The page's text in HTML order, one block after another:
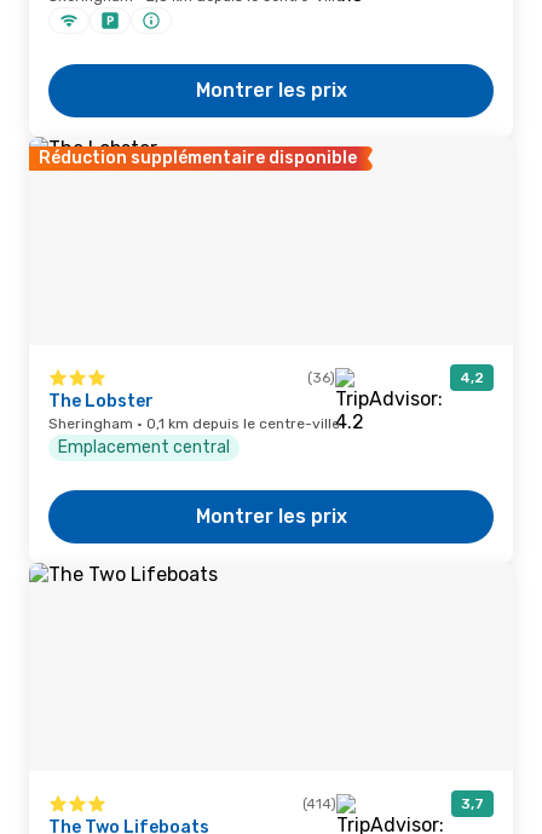
Montrer les prix
Réduction supplémentaire disponible
(36) 4,2
The Lobster
Sheringham · 0,1 km depuis le centre-ville
Emplacement central
Montrer les prix
(414) 3,7
The Two Lifeboats